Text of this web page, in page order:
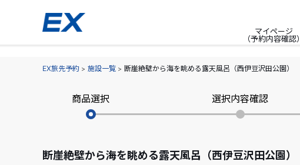
マイページ
（予約内容確認）
EX旅先予約 施設一覧 断崖絶壁から海を眺める露天風呂（西伊豆沢田公園）
商品選択 選択内容確認
断崖絶壁から海を眺める露天風呂（西伊豆沢田公園）